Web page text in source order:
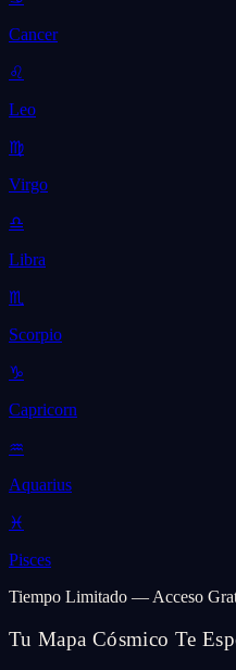
Cancer
♌
Leo
♍
Virgo
♎
Libra
♏
Scorpio
♑
Capricorn
♒
Aquarius
♓
Pisces
Tiempo Limitado — Acceso
Tu Mapa Cósmico Te